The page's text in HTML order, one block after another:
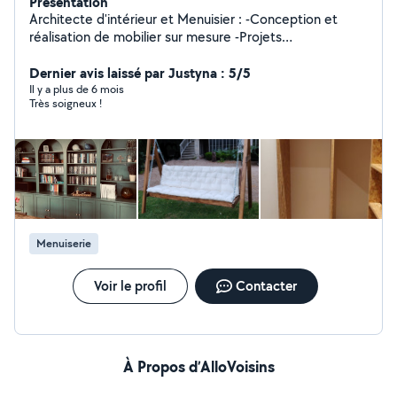
Architecte d'intérieur et Menuisier : -Conception et
réalisation de mobilier sur mesure -Projets
Architecture d'intérieur PS : depuis la dernière mise à
jour, je ne peux plus répondre à certaines demandes
privées s'il elles sont trop loin ( même de quelques
si je ne vous réponds pas ici :)
Dernier avis laissé par Justyna : 5/5
Il y a plus de 6 mois
Très soigneux !
Menuiserie
Voir le profil Contacter
À Propos d’AlloVoisins